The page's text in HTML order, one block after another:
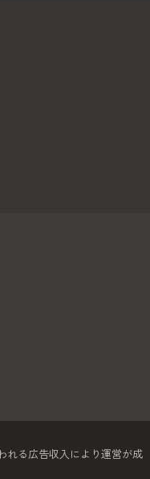
れる広告収入により運営が成